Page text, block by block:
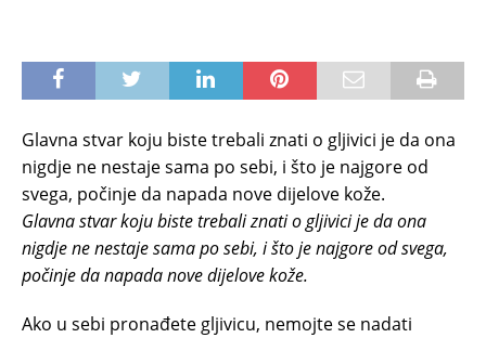
Glavna stvar koju biste trebali znati o gljivici je da ona
nigdje ne nestaje sama po sebi, i što je najgore od
svega, počinje da napada nove dijelove kože.
Glavna stvar koju biste trebali znati o gljivici je da ona
nigdje ne nestaje sama po sebi, i što je najgore od svega,
počinje da napada nove dijelove kože.
Ako u sebi pronađete gljivicu, nemojte se nadati